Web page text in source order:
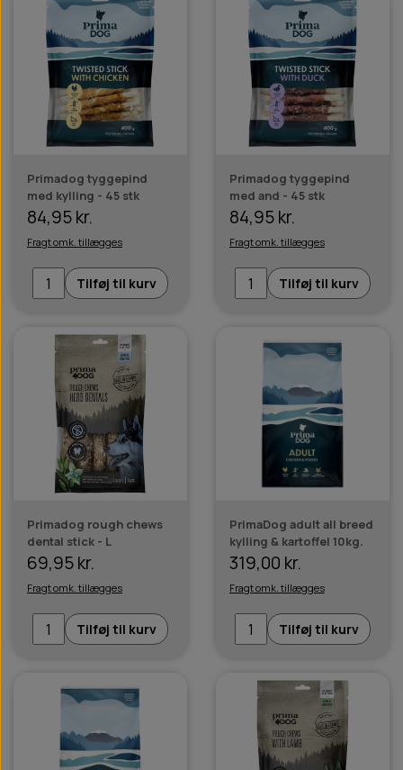
Primadog tyggepind
med kylling - 45 stk
84,95 kr.
Fragt omk. tillægges
Tilføj til kurv
Primadog tyggepind
med and - 45 stk
84,95 kr.
Fragt omk. tillægges
Tilføj til kurv
Primadog rough chews
dental stick - L
69,95 kr.
Fragt omk. tillægges
Tilføj til kurv
PrimaDog adult all breed
kylling & kartoffel 10kg.
319,00 kr.
Fragt omk. tillægges
Tilføj til kurv